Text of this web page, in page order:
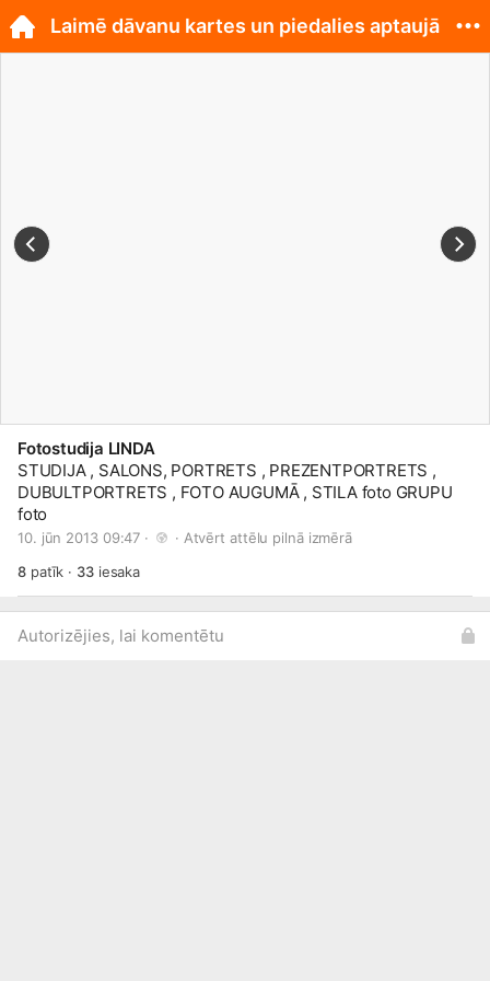
Fotostudija LINDA
STUDIJA , SALONS, PORTRETS , PREZENTPORTRETS ,
DUBULTPORTRETS , FOTO AUGUMĀ , STILA foto GRUPU
foto
10. jūn 2013 09:47 · · Atvērt attēlu pilnā izmērā
8patīk · 33iesaka
Autorizējies, lai komentētu
Laimē dāvanu kartes un piedalies aptaujā